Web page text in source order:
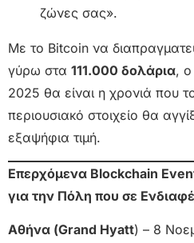
ζώνες σας».
Με το Bitcoin να
γύρω στα 111.000 δολάρια, ο
2025 θα είναι η χρονιά που
περιουσιακό στοιχείο θα
εξαψήφια τιμή.
Επερχόμενα Blockchain
για την Πόλη που σε
Αθήνα (Grand Hyatt) – 8